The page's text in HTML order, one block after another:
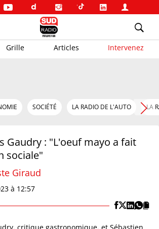
Grille Articles Intervenez
SOCIÉTÉ LA RADIO DE L'AUTO LA
Gaudry : "L'oeuf mayo a fait
sociale"
Giraud
à 12:57